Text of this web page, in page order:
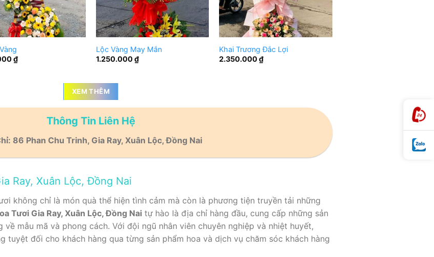
₫
Lộc Vàng May Mắn
1.250.000₫
Khai Trương Đắc Lợi
2.350.000₫
XEM THÊM
Thông Tin Liên Hệ
86 Phan Chu Trinh, Gia Ray, Xuân Lộc, Đồng Nai
Ray, Xuân Lộc, Đồng Nai
không chỉ là món quà thể hiện tình cảm mà còn là phương tiện truyền tải những
Tươi Gia Ray, Xuân Lộc, Đồng Naitự hào là địa chỉ hàng đầu, cung cấp những sản
mẫu mã và phong cách. Với đội ngũ nhân viên chuyên nghiệp và nhiệt huyết,
tuyệt đối cho khách hàng qua từng sản phẩm hoa và dịch vụ chăm sóc khách hàng